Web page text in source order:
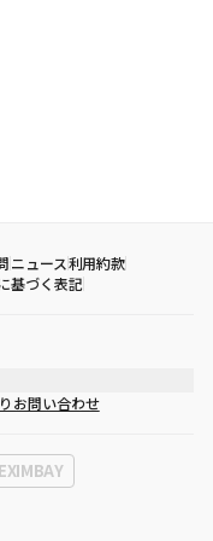
ニュース利用約款
基づく表記
3階(三成洞、coex)
お問い合わせ
EXIMBAY